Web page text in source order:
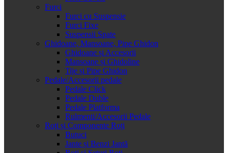
Furci
Furci cu Suspensie
Furci Fixe
Suspensii Spate
Ghidoane, Mansoane, Pipe Ghidon
Ghidoane și Accesorii
Mansoane și Ghidoline
Tije și Pipe Ghidon
Pedale/Accesorii pedale
Pedale Click
Pedale Duble
Pedale Platforma
Rulmenti/Accesorii Pedale
Roți și Componente Roți
Butuci
Jante și Benzi Jantă